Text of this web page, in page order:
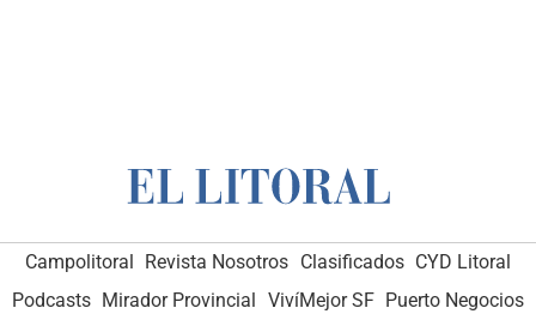
Campolitoral Revista Nosotros Clasificados CYD Litoral
Podcasts Mirador Provincial VivíMejor SF Puerto Negocios